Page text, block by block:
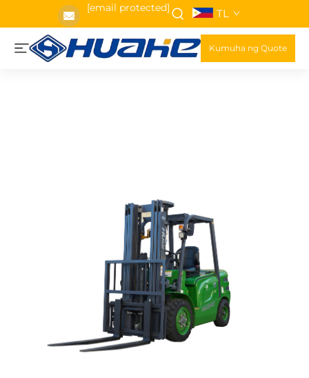
[email protected] TL
Kumuha ng Quote